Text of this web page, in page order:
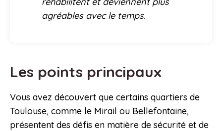
agréables avec le temps.
Les points principaux
Vous avez découvert que certains quartiers de
Toulouse, comme le Mirail ou Bellefontaine,
présentent des défis en matière de sécurité et de